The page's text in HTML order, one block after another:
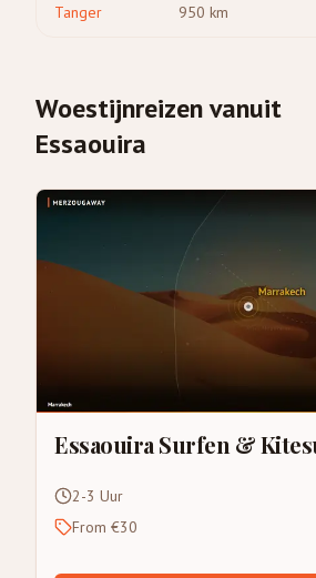
Tanger 950 km
Woestijnreizen vanuit
Essaouira
Essaouira Surfen &
2-3 Uur
From €30